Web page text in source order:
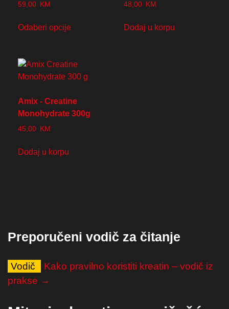
59,00 KM
Odaberi opcije
48,00 KM
Dodaj u korpu
Amix - Creatine
Monohydrate 300g
45,00 KM
Dodaj u korpu
Preporučeni vodič za čitanje
Vodič
Kako pravilno koristiti kreatin – vodič iz
prakse →